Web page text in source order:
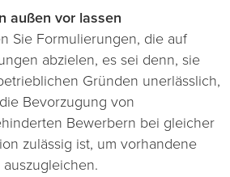
außen vor lassen
Sie Formulierungen, die auf
abzielen, es sei denn, sie
Gründen unerlässlich,
Bevorzugung von
Bewerbern bei gleicher
zulässig ist, um vorhandene